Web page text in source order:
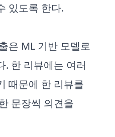
있도록 한다.
은 ML 기반 모델로
. 한 리뷰에는 여러
때문에 한 리뷰를
문장씩 의견을